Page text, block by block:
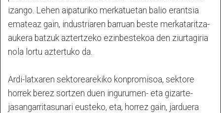
izango. Lehen aipaturiko merkatuetan balio erantsia
emateaz gain, industriaren barruan beste merkataritza-
aukera batzuk aztertzeko ezinbestekoa den ziurtagiria
nola lortu aztertuko da.
Ardi-latxaren sektorearekiko konpromisoa, sektore
horrek berez sortzen duen ingurumen- eta gizarte-
jasangarritasunari eusteko, eta, horrez gain, jarduera